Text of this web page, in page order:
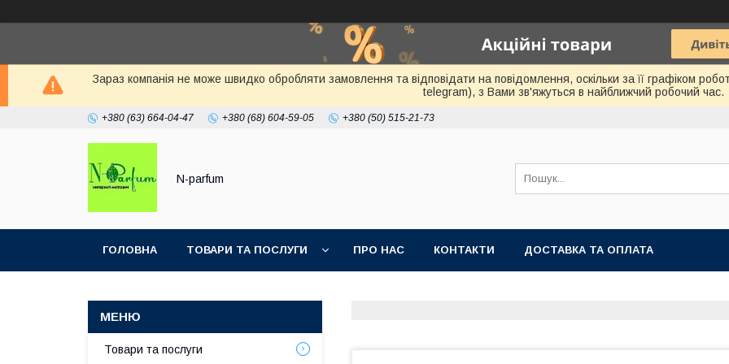
Зараз компанія не може швидко обробляти замовлення та відповідати на повідомлення, оскільки за її графіком
telegram), з Вами зв'яжуться в найближчий робочий час.
+380 (63) 664-04-47 +380 (68) 604-59-05 +380 (50) 515-21-73
N-parfum
ГОЛОВНА ТОВАРИ ТА ПОСЛУГИ ПРО НАС КОНТАКТИ ДОСТАВКА ТА ОПЛАТА
Товари та послуги